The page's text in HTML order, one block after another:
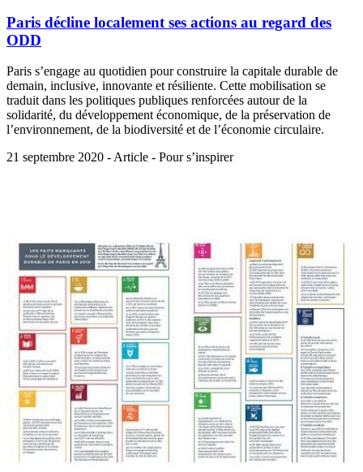
Paris décline localement ses actions au regard des
ODD
Paris s’engage au quotidien pour construire la capitale durable de
demain, inclusive, innovante et résiliente. Cette mobilisation se
traduit dans les politiques publiques renforcées autour de la
solidarité, du développement économique, de la préservation de
l’environnement, de la biodiversité et de l’économie circulaire.
21 septembre 2020 - Article - Pour s’inspirer